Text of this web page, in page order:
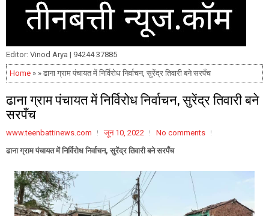
Editor: Vinod Arya | 94244 37885
Home » » ढाना ग्राम पंचायत में निर्विरोध निर्वाचन, सुरेंद्र तिवारी बने सरपँच
ढाना ग्राम पंचायत में निर्विरोध निर्वाचन, सुरेंद्र तिवारी बने
सरपँच
www.teenbattinews.com जून 10, 2022
No comments
ढाना ग्राम पंचायत में निर्विरोध निर्वाचन, सुरेंद्र तिवारी बने सरपँच